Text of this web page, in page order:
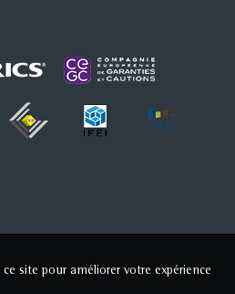
site pour améliorer votre expérience